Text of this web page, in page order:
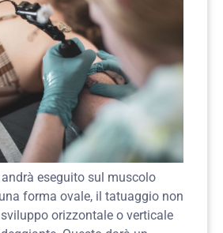
eseguito sul muscolo
forma ovale, il tatuaggio non
orizzontale o verticale